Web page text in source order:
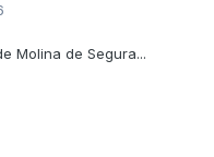
Molina de Segura...